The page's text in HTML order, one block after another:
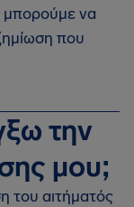
μπορούμε να
που
την
μου;
του αιτήματός